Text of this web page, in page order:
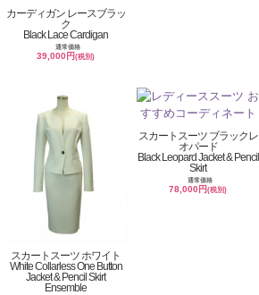
カーディガン レースブラッ
ク
Black Lace Cardigan
通常価格
39,000円(税別)
スカートスーツ ホワイト
White Collarless One Button
Jacket & Pencil Skirt
Ensemble
スカートスーツ ブラックレ
オパード
Black Leopard Jacket & Pencil
Skirt
通常価格
78,000円(税別)